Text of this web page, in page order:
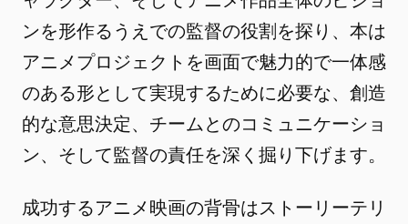
ンを形作るうえでの監督の役割を探り、本は
アニメプロジェクトを画面で魅力的で一体感
のある形として実現するために必要な、創造
的な意思決定、チームとのコミュニケーショ
ン、そして監督の責任を深く掘り下げます。
成功するアニメ映画の背骨はストーリーテリ